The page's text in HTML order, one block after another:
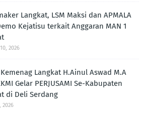
Langkat, LSM Maksi dan APMALA
Kejatisu terkait Anggaran MAN 1
2026
Langkat H.Ainul Aswad M.A
Gelar PERJUSAMI Se-Kabupaten
di Deli Serdang
2026